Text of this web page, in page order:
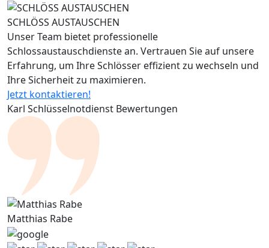
SCHLÖSS AUSTAUSCHEN
Unser Team bietet professionelle
Schlossaustauschdienste an. Vertrauen Sie auf unsere
Erfahrung, um Ihre Schlösser effizient zu wechseln und
Ihre Sicherheit zu maximieren.
Jetzt kontaktieren!
Karl Schlüsselnotdienst Bewertungen
Matthias Rabe